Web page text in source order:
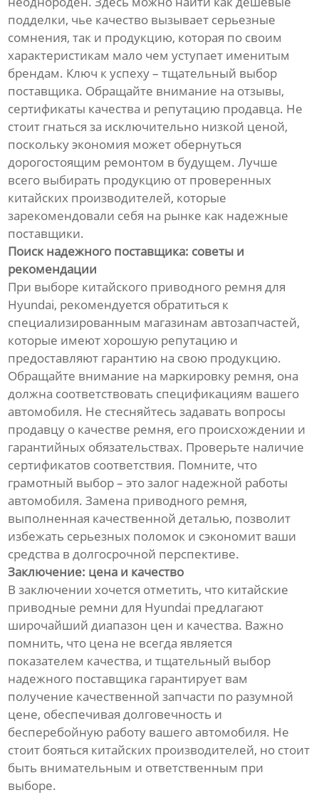
подделки, чье качество вызывает серьезные
сомнения, так и продукцию, которая по своим
характеристикам мало чем уступает именитым
брендам. Ключ к успеху – тщательный выбор
поставщика. Обращайте внимание на отзывы,
сертификаты качества и репутацию продавца. Не
стоит гнаться за исключительно низкой ценой,
поскольку экономия может обернуться
дорогостоящим ремонтом в будущем. Лучше
всего выбирать продукцию от проверенных
китайских производителей, которые
зарекомендовали себя на рынке как надежные
поставщики.
Поиск надежного поставщика: советы и
рекомендации
При выборе китайского приводного ремня для
Hyundai, рекомендуется обратиться к
специализированным магазинам автозапчастей,
которые имеют хорошую репутацию и
предоставляют гарантию на свою продукцию.
Обращайте внимание на маркировку ремня, она
должна соответствовать спецификациям вашего
автомобиля. Не стесняйтесь задавать вопросы
продавцу о качестве ремня, его происхождении и
гарантийных обязательствах. Проверьте наличие
сертификатов соответствия. Помните, что
грамотный выбор – это залог надежной работы
автомобиля. Замена приводного ремня,
выполненная качественной деталью, позволит
избежать серьезных поломок и сэкономит ваши
средства в долгосрочной перспективе.
Заключение: цена и качество
В заключении хочется отметить, что китайские
приводные ремни для Hyundai предлагают
широчайший диапазон цен и качества. Важно
помнить, что цена не всегда является
показателем качества, и тщательный выбор
надежного поставщика гарантирует вам
получение качественной запчасти по разумной
цене, обеспечивая долговечность и
бесперебойную работу вашего автомобиля. Не
стоит бояться китайских производителей, но стоит
быть внимательным и ответственным при
выборе.